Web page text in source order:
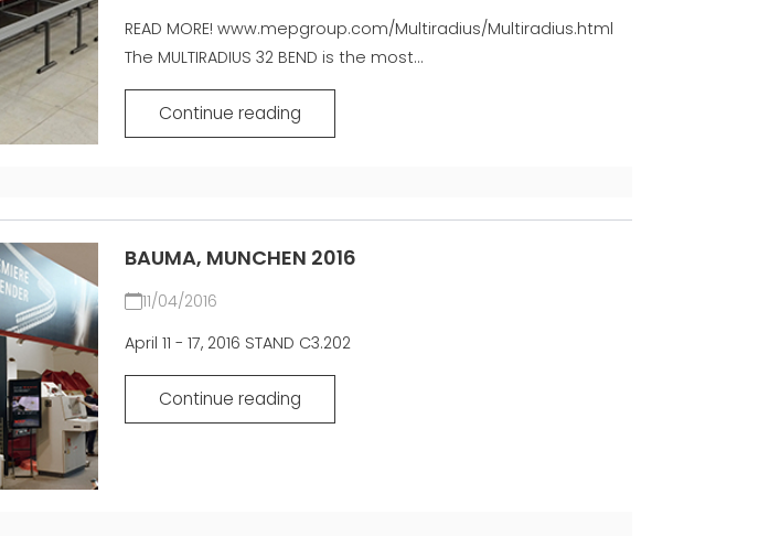
MASZYNY UŻYWANE Z
CERTYFIKATEM I Z
GWARANCJĄ
COMMUNICATION
READ MORE! www.mepgroup.com/Multiradius/Multiradius.html
The MULTIRADIUS 32 BEND is the most...
Continue reading
BAUMA, MUNCHEN 2016
11/04/2016
April 11 - 17, 2016 STAND C3.202
Continue reading